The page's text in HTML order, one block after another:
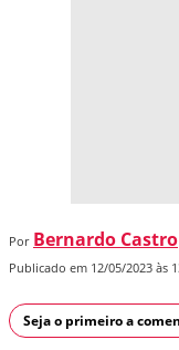
Por Bernardo Castro
Publicado em 12/05/2023 às
Seja o primeiro a